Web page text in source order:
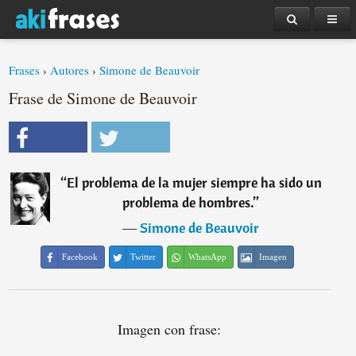
Frases ›Autores ›Simone de Beauvoir
Frase de Simone de Beauvoir
“El problema de la mujer siempre ha sido un
problema de hombres.”
―Simone de Beauvoir
Facebook Twitter WhatsApp Imagen
Imagen con frase: